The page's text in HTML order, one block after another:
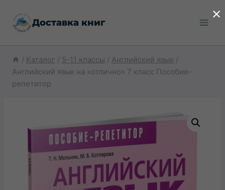
Доставка книг
/ Каталог / 5-11 классы / Английский язык /
Английский язык на «отлично» 7 класс Пособие-
репетитор
×